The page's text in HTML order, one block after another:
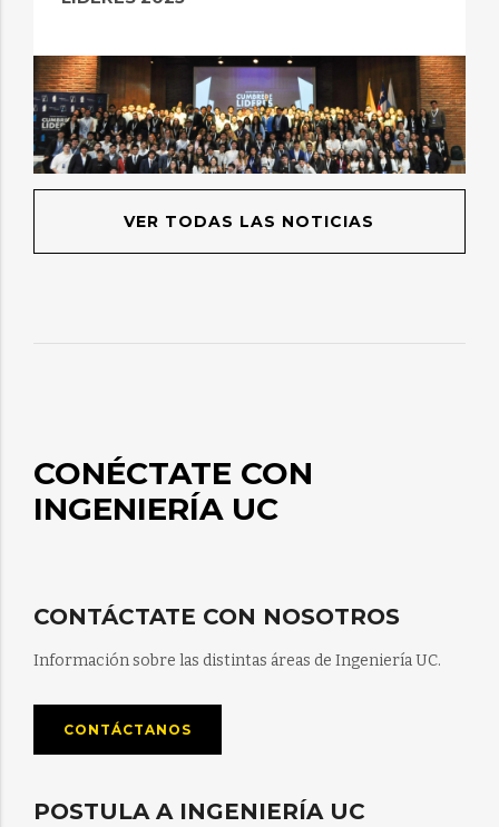
VER TODAS LAS NOTICIAS
CONÉCTATE CON
INGENIERÍA UC
CONTÁCTATE CON NOSOTROS
Información sobre las distintas áreas de Ingeniería UC.
CONTÁCTANOS
POSTULA A INGENIERÍA UC